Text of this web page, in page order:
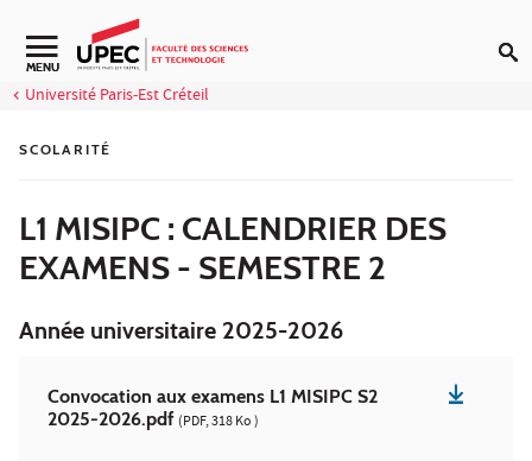
Aller au contenu
Navigation secondaire
MENU
Université Paris-Est Créteil
SCOLARITÉ
L1 MISIPC : CALENDRIER DES
EXAMENS - SEMESTRE 2
Année universitaire 2025-2026
Convocation aux examens L1 MISIPC S2
2025-2026.pdf (PDF, 318 Ko )